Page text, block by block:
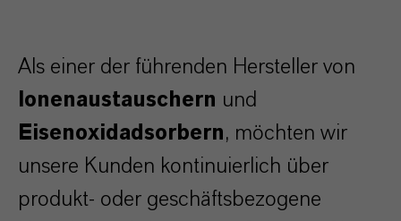
Als einer der führenden Hersteller von
Ionenaustauschern und
Eisenoxidadsorbern, möchten wir
unsere Kunden kontinuierlich über
produkt- oder geschäftsbezogene